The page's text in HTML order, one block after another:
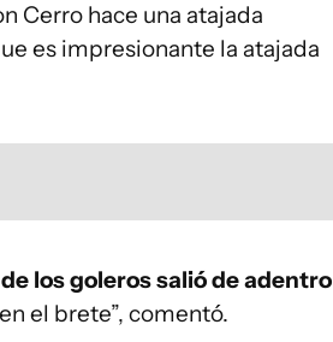
Cerro hace una atajada
es impresionante la atajada
los goleros salió de adentro
el brete”, comentó.